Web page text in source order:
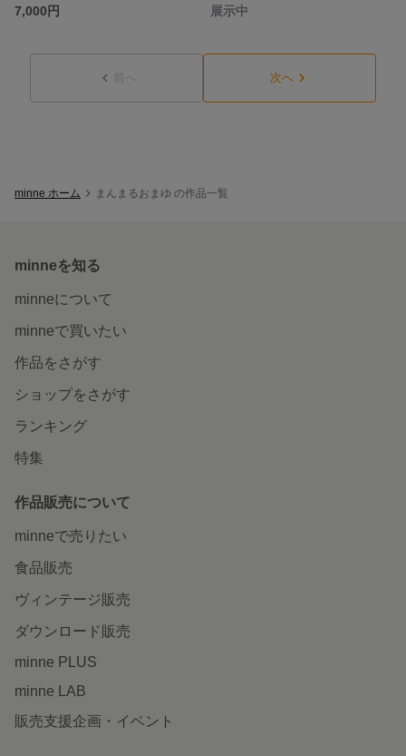
7,000円
展示中
前へ 次へ
minne ホーム まんまるおまゆ の作品一覧
minneを知る
minneについて
minneで買いたい
作品をさがす
ショップをさがす
ランキング
特集
作品販売について
minneで売りたい
食品販売
ヴィンテージ販売
ダウンロード販売
minne PLUS
minne LAB
販売支援企画・イベント